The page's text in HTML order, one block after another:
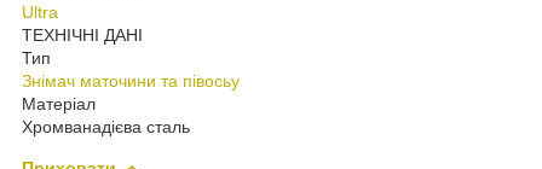
Ultra
ТЕХНІЧНІ ДАНІ
Тип
Знімач маточини та півосьу
Матеріал
Хромванадієва сталь